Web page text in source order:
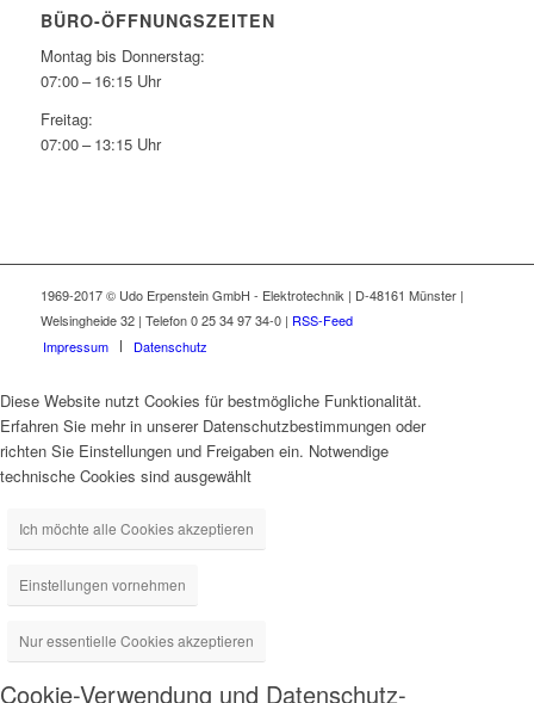
BÜRO-ÖFFNUNGSZEITEN
Montag bis Donnerstag:
07:00 – 16:15 Uhr
Freitag:
07:00 – 13:15 Uhr
1969-2017 © Udo Erpenstein GmbH - Elektrotechnik | D-48161 Münster |
Welsingheide 32 | Telefon 0 25 34 97 34-0 | RSS-Feed
Impressum
Datenschutz
Diese Website nutzt Cookies für bestmögliche Funktionalität.
Erfahren Sie mehr in unserer Datenschutzbestimmungen oder
richten Sie Einstellungen und Freigaben ein. Notwendige
technische Cookies sind ausgewählt
Ich möchte alle Cookies akzeptieren
Einstellungen vornehmen
Nur essentielle Cookies akzeptieren
Cookie-Verwendung und Datenschutz-